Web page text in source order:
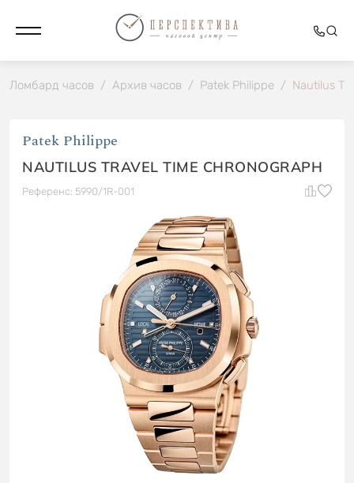
Ломбард часов / Архив часов / Patek Philippe / Nautilus
Patek Philippe
NAUTILUS TRAVEL TIME CHRONOGRAPH
Референс: 5990/1R-001